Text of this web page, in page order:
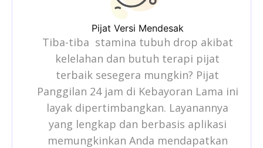
Pijat Versi Mendesak
Tiba-tiba stamina tubuh drop akibat
kelelahan dan butuh terapi pijat
terbaik sesegera mungkin? Pijat
Panggilan 24 jam di Kebayoran Lama ini
layak dipertimbangkan. Layanannya
yang lengkap dan berbasis aplikasi
memungkinkan Anda mendapatkan